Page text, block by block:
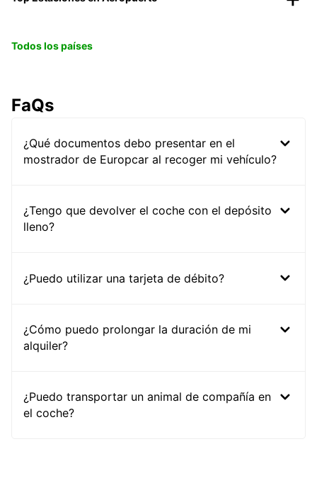
Todos los países
FaQs
¿Qué documentos debo presentar en el
mostrador de Europcar al recoger mi vehículo?
¿Tengo que devolver el coche con el depósito
lleno?
¿Puedo utilizar una tarjeta de débito?
¿Cómo puedo prolongar la duración de mi
alquiler?
¿Puedo transportar un animal de compañía en
el coche?